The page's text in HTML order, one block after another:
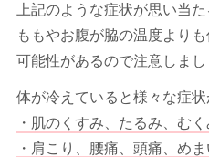
上記のような症状が思い当
ももやお腹が脇の温度より
可能性があるので注意しまし
体が冷えていると様々な症状
・肌のくすみ、たるみ、む
・肩こり、腰痛、頭痛、めま